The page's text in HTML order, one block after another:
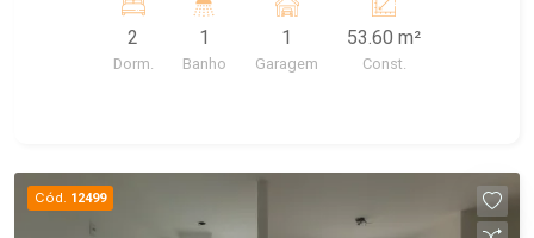
2
Dorm.
1
Banho
1
Garagem
53.60 m²
Const.
Cód. 12499